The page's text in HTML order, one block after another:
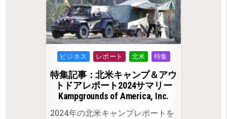
Posted
in
ビジネス レポート 北米 特集
特集記事：北米キャンプ＆アウ
トドアレポート2024サマリー
Kampgrounds of America, Inc.
2024年の北米キャンプレポートを